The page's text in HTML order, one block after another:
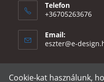
Telefon
+36705263676
Email:
eszter@e-
Cookie-kat használunk,